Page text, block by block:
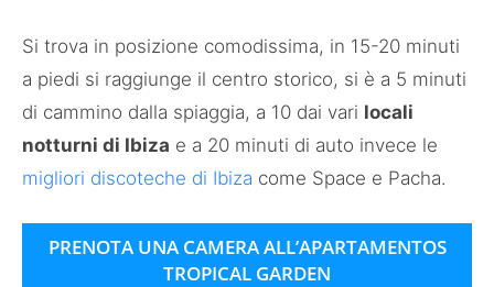
Si trova in posizione comodissima, in 15-20 minuti
a piedi si raggiunge il centro storico, si è a 5 minuti
di cammino dalla spiaggia, a 10 dai vari locali
notturni di Ibiza e a 20 minuti di auto invece le
migliori discoteche di Ibiza come Space e Pacha.
PRENOTA UNA CAMERA ALL’APARTAMENTOS
TROPICAL GARDEN